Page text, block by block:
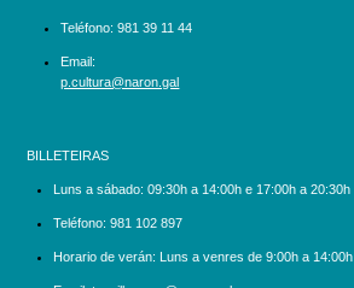
Teléfono: 981 39 11 44
Email:
p.cultura@naron.gal
BILLETEIRAS
Luns a sábado: 09:30h a 14:00h e 17:00h a 20:30h
Teléfono: 981 102 897
Horario de verán: Luns a venres de 9:00h a 14:00h